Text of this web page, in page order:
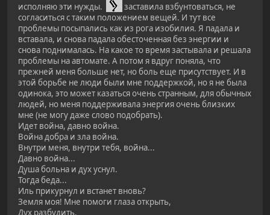
исполняю эти нужды.
заставила взбунтоваться, не
согласиться с таким положением вещей. И тут все
проблемы посыпались как из рога изобилия. Я падала и
вставала, и снова падала обесточенная без энергии и
снова поднималась. На какое то время застывала и решала
проблемы на автомате. А потом я вдруг поняла, что
прежней меня больше нет, но боль еще присутствует. И в
этой борьбе не люди были мне поддержкой, но я не была
одинока, это может казаться очень странным, для обычных
людей, но меня поддерживала энергия очень близких
мне (не могу даже слово подобрать).
Идет война, давно война.
Война добра и зла война.
Внутри меня, внутри тебя, война...
Давно война...
Душа больна и дух уснул.
Тогда беда...
Иль прикурнул и встанет вновь?
Земля моя! Мне помоги глаза открыть,
Дух разбудить.